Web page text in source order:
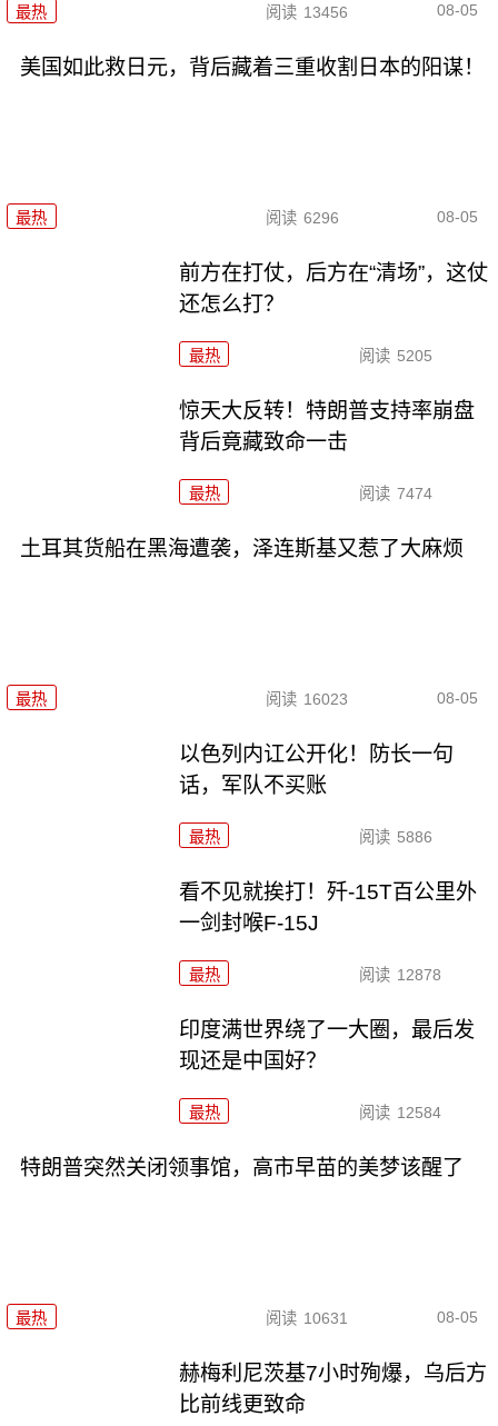
最热 阅读 13456 08-05
美国如此救日元，背后藏着三重收割日本的阳谋！
最热 阅读 6296 08-05
前方在打仗，后方在“清场”，这仗
还怎么打？
最热 阅读 5205
惊天大反转！特朗普支持率崩盘
背后竟藏致命一击
最热 阅读 7474
土耳其货船在黑海遭袭，泽连斯基又惹了大麻烦
最热 阅读 16023 08-05
以色列内讧公开化！防长一句
话，军队不买账
最热 阅读 5886
看不见就挨打！歼-15T百公里外
一剑封喉F-15J
最热 阅读 12878
印度满世界绕了一大圈，最后发
现还是中国好？
最热 阅读 12584
特朗普突然关闭领事馆，高市早苗的美梦该醒了
最热 阅读 10631 08-05
赫梅利尼茨基7小时殉爆，乌后方
比前线更致命